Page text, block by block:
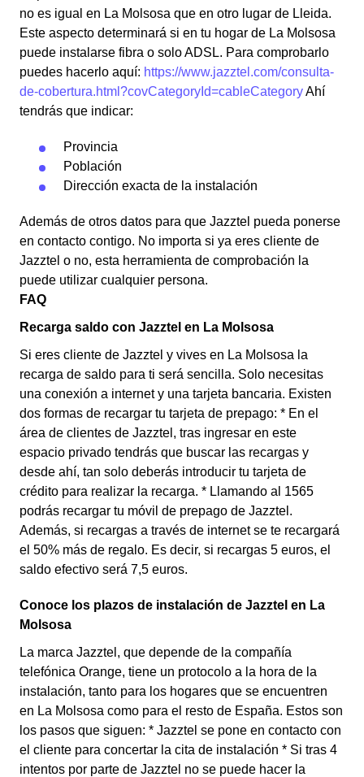
no es igual en La Molsosa que en otro lugar de Lleida.
Este aspecto determinará si en tu hogar de La Molsosa
puede instalarse fibra o solo ADSL. Para comprobarlo
puedes hacerlo aquí: https://www.jazztel.com/consulta-
de-cobertura.html?covCategoryId=cableCategoryAhí
tendrás que indicar:
Provincia
Población
Dirección exacta de la instalación
Además de otros datos para que Jazztel pueda ponerse
en contacto contigo. No importa si ya eres cliente de
Jazztel o no, esta herramienta de comprobación la
puede utilizar cualquier persona.
FAQ
Recarga saldo con Jazztel en La Molsosa
Si eres cliente de Jazztel y vives en La Molsosa la
recarga de saldo para ti será sencilla. Solo necesitas
una conexión a internet y una tarjeta bancaria. Existen
dos formas de recargar tu tarjeta de prepago: * En el
área de clientes de Jazztel, tras ingresar en este
espacio privado tendrás que buscar las recargas y
desde ahí, tan solo deberás introducir tu tarjeta de
crédito para realizar la recarga. * Llamando al 1565
podrás recargar tu móvil de prepago de Jazztel.
Además, si recargas a través de internet se te recargará
el 50% más de regalo. Es decir, si recargas 5 euros, el
saldo efectivo será 7,5 euros.
Conoce los plazos de instalación de Jazztel en La
Molsosa
La marca Jazztel, que depende de la compañía
telefónica Orange, tiene un protocolo a la hora de la
instalación, tanto para los hogares que se encuentren
en La Molsosa como para el resto de España. Estos son
los pasos que siguen: * Jazztel se pone en contacto con
el cliente para concertar la cita de instalación * Si tras 4
intentos por parte de Jazztel no se puede hacer la